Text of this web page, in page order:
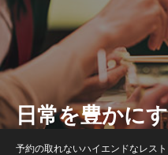
日常を豊かに
予約の取れないハイエンドなレス